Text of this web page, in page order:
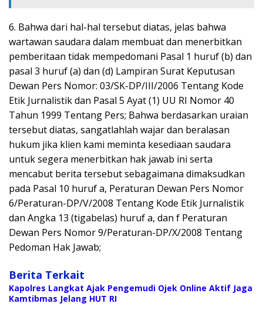
6. Bahwa dari hal-hal tersebut diatas, jelas bahwa
wartawan saudara dalam membuat dan menerbitkan
pemberitaan tidak mempedomani Pasal 1 huruf (b) dan
pasal 3 huruf (a) dan (d) Lampiran Surat Keputusan
Dewan Pers Nomor: 03/SK-DP/III/2006 Tentang Kode
Etik Jurnalistik dan Pasal 5 Ayat (1) UU RI Nomor 40
Tahun 1999 Tentang Pers; Bahwa berdasarkan uraian
tersebut diatas, sangatlahlah wajar dan beralasan
hukum jika klien kami meminta kesediaan saudara
untuk segera menerbitkan hak jawab ini serta
mencabut berita tersebut sebagaimana dimaksudkan
pada Pasal 10 huruf a, Peraturan Dewan Pers Nomor
6/Peraturan-DP/V/2008 Tentang Kode Etik Jurnalistik
dan Angka 13 (tigabelas) huruf a, dan f Peraturan
Dewan Pers Nomor 9/Peraturan-DP/X/2008 Tentang
Pedoman Hak Jawab;
Berita Terkait
Kapolres Langkat Ajak Pengemudi Ojek Online Aktif Jaga
Kamtibmas Jelang HUT RI